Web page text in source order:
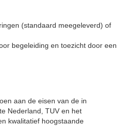
(standaard meegeleverd) of
begeleiding en toezicht door een
aan de eisen van de in
Nederland, TUV en het
kwalitatief hoogstaande